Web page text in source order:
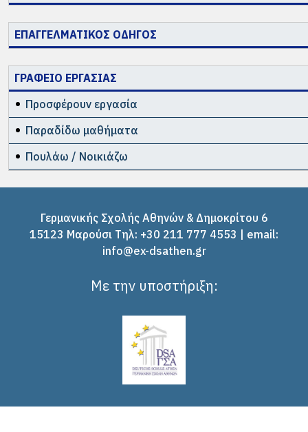
ΕΠΑΓΓΕΛΜΑΤΙΚΟΣ ΟΔΗΓΟΣ
ΓΡΑΦΕΙΟ ΕΡΓΑΣΙΑΣ
Προσφέρουν εργασία
Παραδίδω μαθήματα
Πουλάω / Νοικιάζω
Γερμανικής Σχολής Αθηνών & Δημοκρίτου 6
15123 Μαρούσι Tηλ: +30 211 777 4553 | email:
info@ex-dsathen.gr
Με την υποστήριξη: